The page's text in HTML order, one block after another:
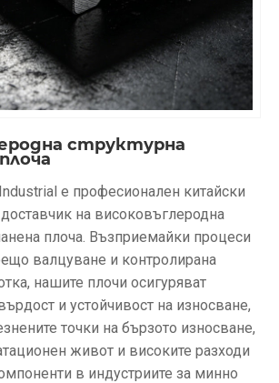
структурна
е професионален китайски
на високовъглеродна
плоча. Възприемайки процеси
валцуване и контролирана
нашите плочи осигуряват
и устойчивост на износване,
точки на бързото износване,
живот и високите разходи
в индустриите за минно